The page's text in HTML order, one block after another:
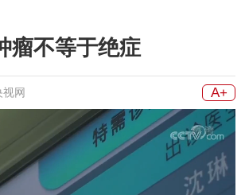
瘤不等于绝症
网 A+